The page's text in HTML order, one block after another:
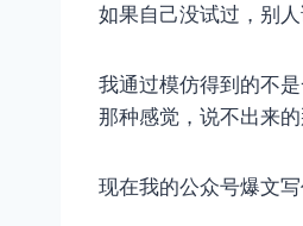
如果自己没试过，别
我通过模仿得到的不
那种感觉，说不出来
现在我的公众号爆文